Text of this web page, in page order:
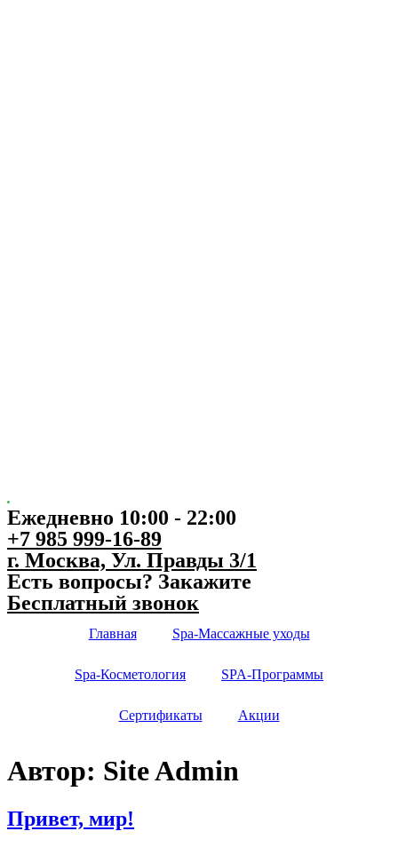
Ежедневно 10:00 - 22:00
+7 985 999-16-89
г. Москва, Ул. Правды 3/1
Есть вопросы? Закажите
Бесплатный звонок
Главная Spa-Массажные уходы
Spa-Косметология SPA-Программы
Сертификаты Акции
Автор: Site Admin
Привет, мир!